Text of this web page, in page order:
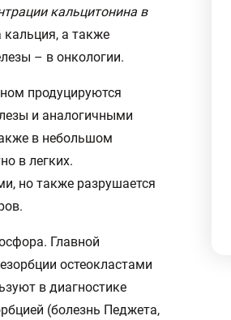
кальцитонина в
кальция, а также
– в онкологии.
продуцируются
и аналогичными
в небольшом
в легких.
но также разрушается
Главной
остеокластами
в диагностике
(болезнь Педжета,